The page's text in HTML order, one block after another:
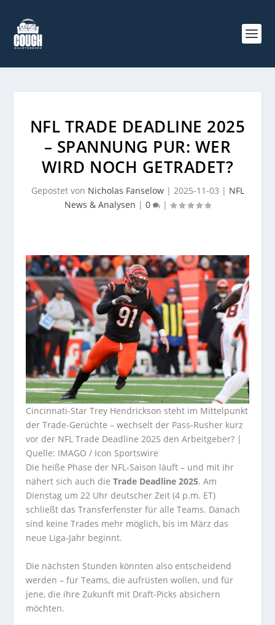
NFL TRADE DEADLINE 2025
– SPANNUNG PUR: WER
WIRD NOCH GETRADET?
Gepostet von Nicholas Fanselow| 2025-11-03 | NFL
News & Analysen | 0 |
Cincinnati-Star Trey Hendrickson steht im Mittelpunkt
der Trade-Gerüchte – wechselt der Pass-Rusher kurz
vor der NFL Trade Deadline 2025 den Arbeitgeber? |
Quelle: IMAGO / Icon Sportswire
Die heiße Phase der NFL-Saison läuft – und mit ihr
nähert sich auch dieTrade Deadline 2025. Am
Dienstag um 22 Uhr deutscher Zeit (4 p.m. ET)
schließt das Transferfenster für alle Teams. Danach
sind keine Trades mehr möglich, bis im März das
neue Liga-Jahr beginnt.
Die nächsten Stunden könnten also entscheidend
werden – für Teams, die aufrüsten wollen, und für
jene, die ihre Zukunft mit Draft-Picks absichern
möchten.